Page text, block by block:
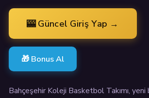
🎰 Güncel Giriş Yap →
🎁 Bonus Al
Bahçeşehir Koleji Basketbol Takımı,